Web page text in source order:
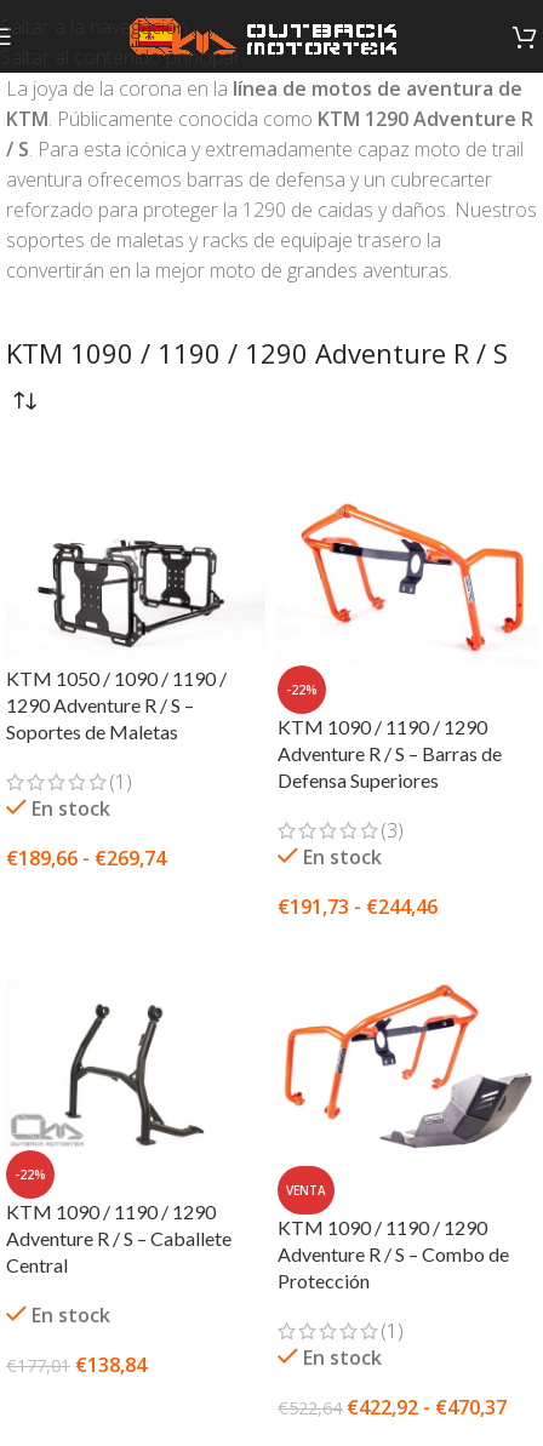
Saltar a la navegación
Saltar al contenido principal
La joya de la corona en la línea de motos de aventura de
KTM. Públicamente conocida como KTM 1290 Adventure R
/ S. Para esta icónica y extremadamente capaz moto de trail
aventura ofrecemos barras de defensa y un cubrecarter
reforzado para proteger la 1290 de caidas y daños. Nuestros
soportes de maletas y racks de equipaje trasero la
convertirán en la mejor moto de grandes aventuras.
KTM 1090 / 1190 / 1290 Adventure R / S
KTM 1050 / 1090 / 1190 /
1290 Adventure R / S –
Soportes de Maletas
(1)
En stock
€189,66 - €269,74
-22%
KTM 1090 / 1190 / 1290
Adventure R / S – Barras de
Defensa Superiores
(3)
En stock
€191,73 - €244,46
-22%
KTM 1090 / 1190 / 1290
Adventure R / S – Caballete
Central
En stock
€177,01 €138,84
VENTA
KTM 1090 / 1190 / 1290
Adventure R / S – Combo de
Protección
(1)
En stock
€522,64 €422,92 - €470,37